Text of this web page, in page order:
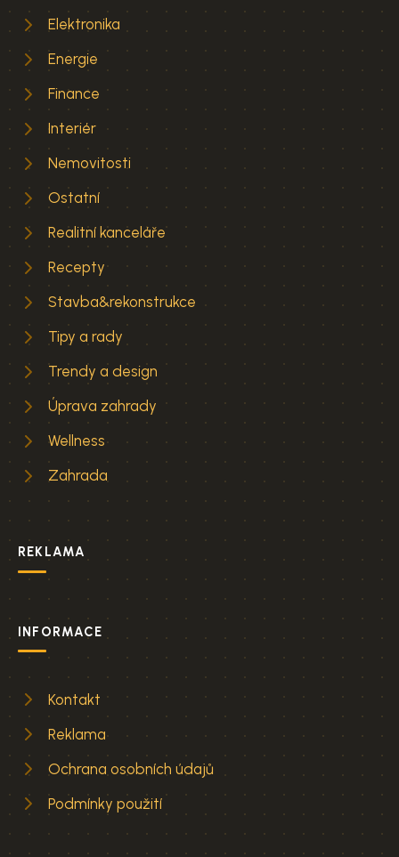
Elektronika
Energie
Finance
Interiér
Nemovitosti
Ostatní
Realitní kanceláře
Recepty
Stavba&rekonstrukce
Tipy a rady
Trendy a design
Úprava zahrady
Wellness
Zahrada
REKLAMA
INFORMACE
Kontakt
Reklama
Ochrana osobních údajů
Podmínky použití